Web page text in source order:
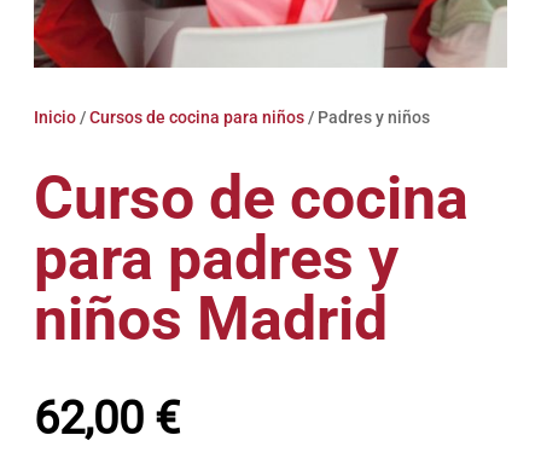
Inicio/Cursos de cocina para niños/ Padres y niños
Curso de cocina
para padres y
niños Madrid
62,00 €